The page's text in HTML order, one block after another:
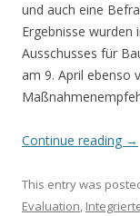
und auch eine
Ergebnisse wurden
Ausschusses für
am 9. April ebenso
Continue reading →
This entry was
Evaluation,